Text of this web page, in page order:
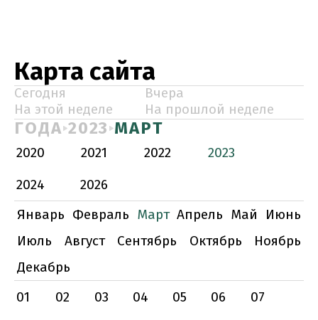
Карта сайта
Сегодня
Вчера
На этой неделе
На прошлой неделе
ГОДА 2023 МАРТ
2020 2021 2022
2023
2024
2026
Январь Февраль Март Апрель Май
Июнь
Июль
Август Сентябрь Октябрь
Ноябрь
Декабрь
01
02 03 04 05 06
07